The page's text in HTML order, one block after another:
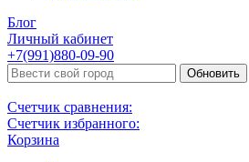
Блог
Личный кабинет
+7(991)880-09-90
Обновить
Счетчик сравнения:
Счетчик избранного:
Корзина